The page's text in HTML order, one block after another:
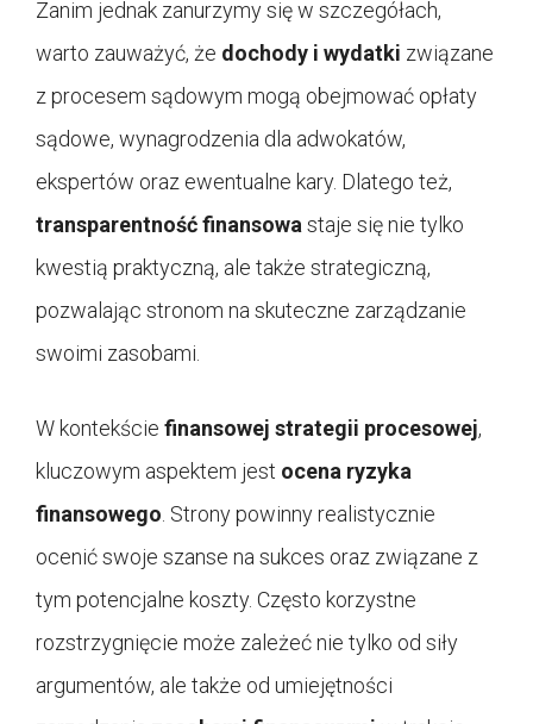
Zanim jednak zanurzymy się w szczegółach,
warto zauważyć, że dochody i wydatki związane
z procesem sądowym mogą obejmować opłaty
sądowe, wynagrodzenia dla adwokatów,
ekspertów oraz ewentualne kary. Dlatego też,
transparentność finansowastaje się nie tylko
kwestią praktyczną, ale także strategiczną,
pozwalając stronom na skuteczne zarządzanie
swoimi zasobami.
W kontekście finansowej strategii procesowej,
kluczowym aspektem jest ocena ryzyka
finansowego. Strony powinny realistycznie
ocenić swoje szanse na sukces oraz związane z
tym potencjalne koszty. Często korzystne
rozstrzygnięcie może zależeć nie tylko od siły
argumentów, ale także od umiejętności